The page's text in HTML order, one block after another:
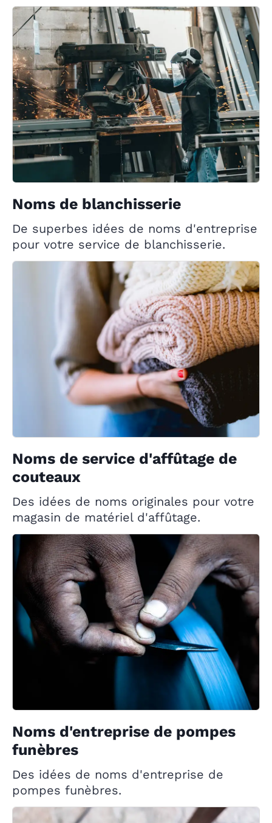
Noms de blanchisserie
De superbes idées de noms d'entreprise
pour votre service de blanchisserie.
Noms de service d'affûtage de
couteaux
Des idées de noms originales pour votre
magasin de matériel d'affûtage.
Noms d'entreprise de pompes
funèbres
Des idées de noms d'entreprise de
pompes funèbres.